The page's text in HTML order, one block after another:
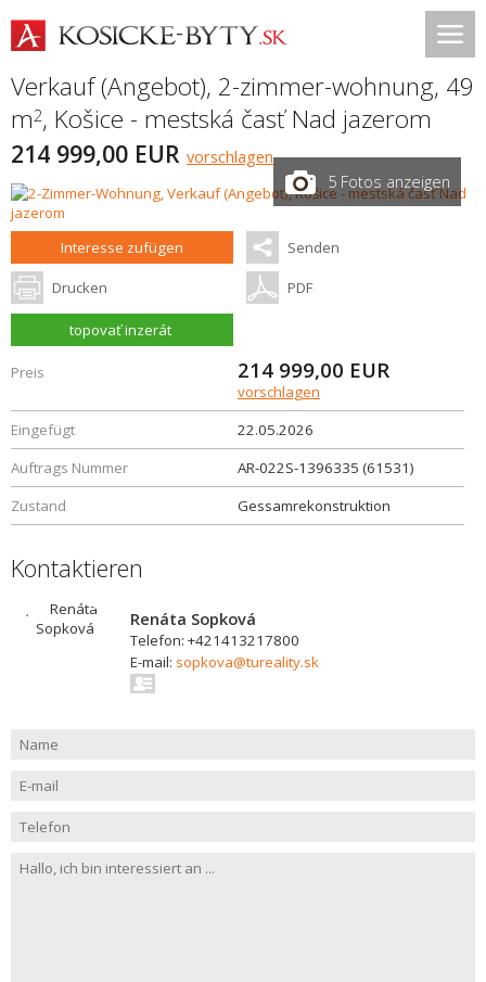
Verkauf (Angebot), 2-zimmer-wohnung, 49
m2, Košice - mestská časť Nad jazerom
214 999,00 EUR vorschlagen
5 Fotos anzeigen
Interesse zufügen Senden
Drucken PDF
topovať inzerát
Preis 214 999,00 EUR
vorschlagen
Eingefügt
22.05.2026
Auftrags Nummer
AR-022S-1396335 (61531)
Zustand
Gessamrekonstruktion
Kontaktieren
Renáta Sopková
Telefon: +421413217800
E-mail: sopkova@tureality.sk